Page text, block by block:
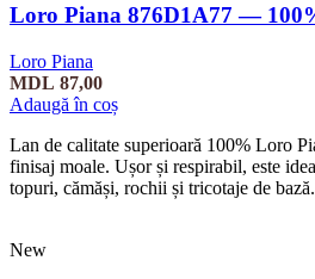
Loro Piana 876D1A77 —
Loro Piana
MDL 87,00
Adaugă în coș
Lan de calitate superioară 100% Loro
finisaj moale. Ușor și respirabil, este
topuri, cămăși, rochii și tricotaje de bază.
New